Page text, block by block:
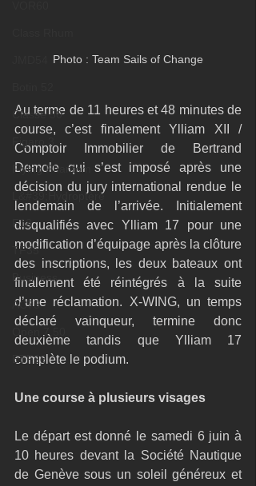
Classe 50
Figaro 3
Flying Phantom
L&#39;Hydroptère
F18
TF35
Business
AC75
Open 7.50
ETF26
Photo : Team Sails of Change
Au terme de 11 heures et 48 minutes de
course, c’est finalement Ylliam XII /
Comptoir Immobilier de Bertrand
Demole qui s’est imposé après une
décision du jury international rendue le
lendemain de l’arrivée. Initialement
disqualifiés avec Ylliam 17 pour une
modification d’équipage après la clôture
des inscriptions, les deux bateaux ont
finalement été réintégrés à la suite
d’une réclamation. X-WING, un temps
déclaré vainqueur, termine donc
deuxième tandis que Ylliam 17
complète le podium.
Une course à plusieurs visages
Le départ est donné le samedi 6 juin à
10 heures devant la Société Nautique
de Genève sous un soleil généreux et